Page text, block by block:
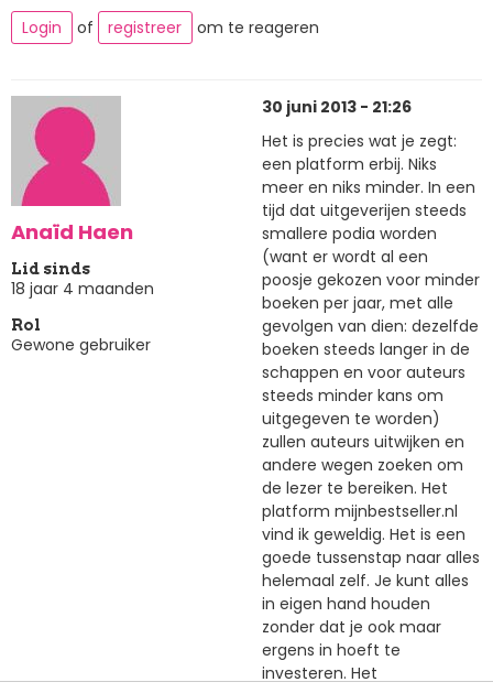
Login
of registreer om te reageren
Anaïd Haen
Lid sinds
18 jaar 4 maanden
Rol
Gewone gebruiker
30 juni 2013 - 21:26
Het is precies wat je zegt:
een platform erbij. Niks
meer en niks minder. In een
tijd dat uitgeverijen steeds
smallere podia worden
(want er wordt al een
poosje gekozen voor minder
boeken per jaar, met alle
gevolgen van dien: dezelfde
boeken steeds langer in de
schappen en voor auteurs
steeds minder kans om
uitgegeven te worden)
zullen auteurs uitwijken en
andere wegen zoeken om
de lezer te bereiken. Het
platform mijnbestseller.nl
vind ik geweldig. Het is een
goede tussenstap naar alles
helemaal zelf. Je kunt alles
in eigen hand houden
zonder dat je ook maar
ergens in hoeft te
investeren. Het